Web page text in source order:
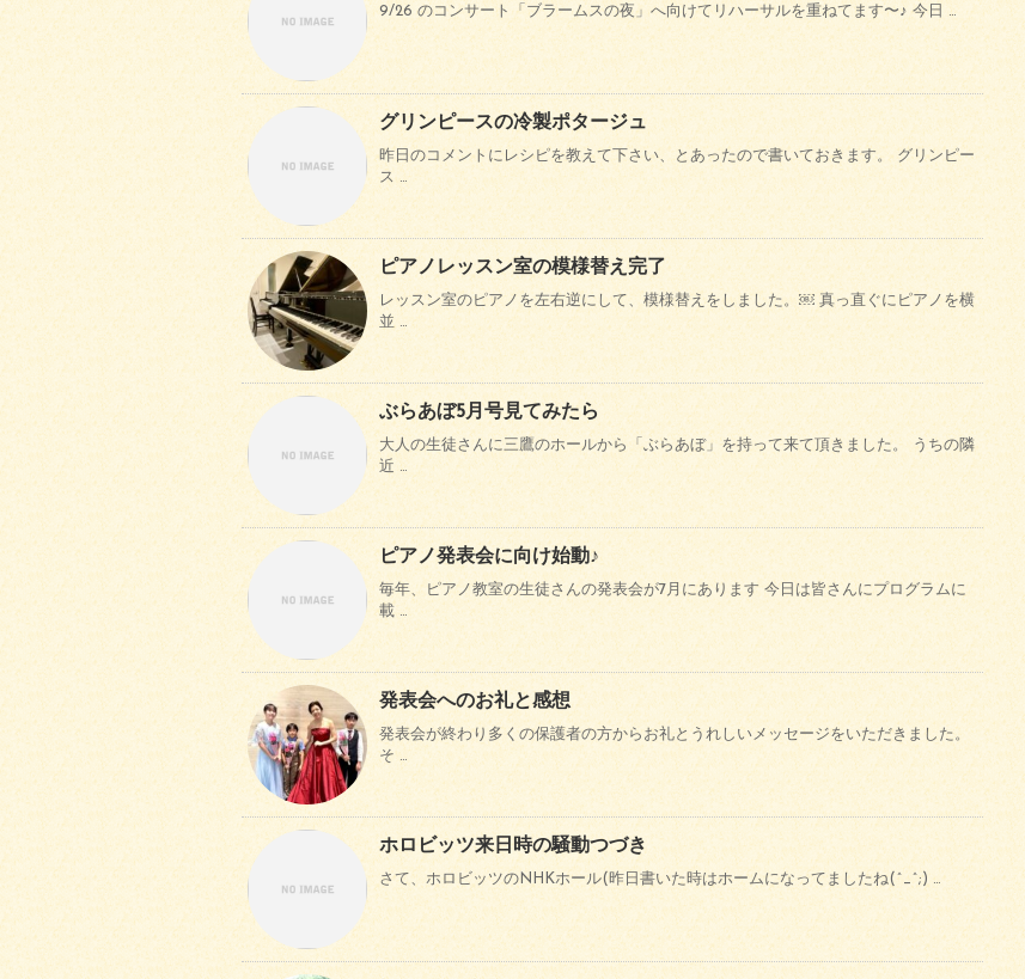
9/26 のコンサート「ブラームスの夜」へ向けてリハーサルを重ねてます〜♪ 今日 …
グリンピースの冷製ポタージュ
昨日のコメントにレシピを教えて下さい、とあったので書いておきます。 グリンピー
ス …
ピアノレッスン室の模様替え完了
レッスン室のピアノを左右逆にして、模様替えをしました。￼ 真っ直ぐにピアノを横
並 …
ぶらあぼ5月号見てみたら
大人の生徒さんに三鷹のホールから「ぶらあぼ」を持って来て頂きました。 うちの隣
近 …
ピアノ発表会に向け始動♪
毎年、ピアノ教室の生徒さんの発表会が7月にあります 今日は皆さんにプログラムに
載 …
発表会へのお礼と感想
発表会が終わり多くの保護者の方からお礼とうれしいメッセージをいただきました。
そ …
ホロビッツ来日時の騒動つづき
さて、ホロビッツのNHKホール(昨日書いた時はホームになってましたね(^_^;) …